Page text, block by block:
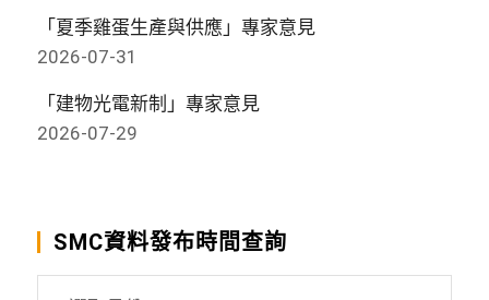
「夏季雞蛋生產與供應」專家意見
2026-07-31
「建物光電新制」專家意見
2026-07-29
SMC資料發布時間查詢